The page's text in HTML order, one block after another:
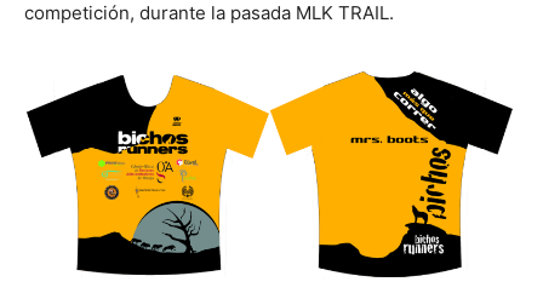
competición, durante la pasada MLK TRAIL.